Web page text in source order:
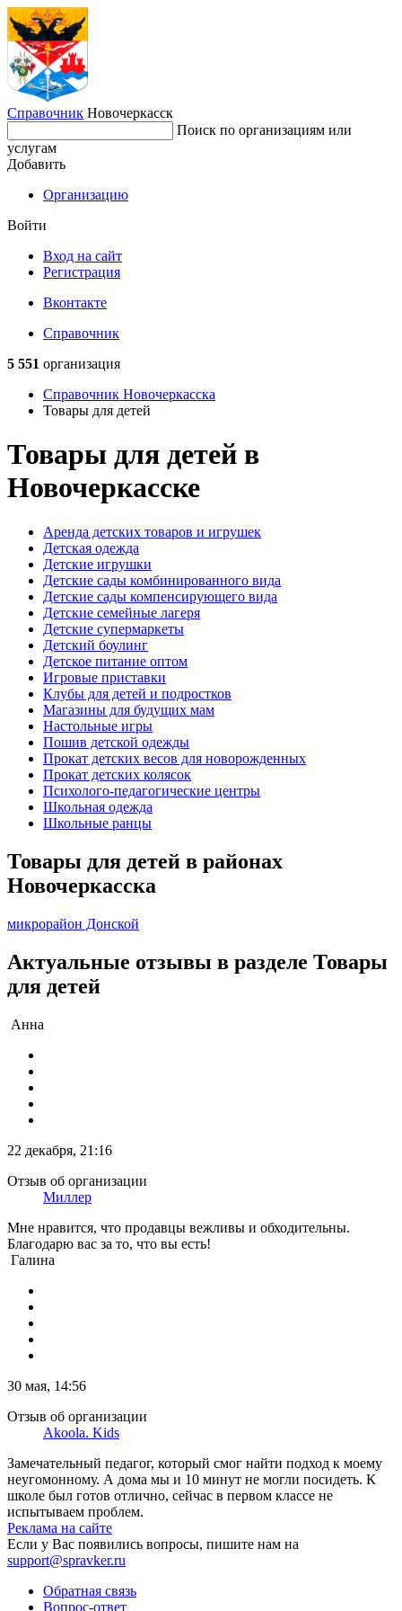
Справочник Новочеркасск
Поиск по организациям или
услугам
Добавить
Организацию
Войти
Вход на сайт
Регистрация
Вконтакте
Справочник
5 551 организация
Справочник Новочеркасска
Товары для детей
Товары для детей в
Новочеркасске
Аренда детских товаров и игрушек
Детская одежда
Детские игрушки
Детские сады комбинированного вида
Детские сады компенсирующего вида
Детские семейные лагеря
Детские супермаркеты
Детский боулинг
Детское питание оптом
Игровые приставки
Клубы для детей и подростков
Магазины для будущих мам
Настольные игры
Пошив детской одежды
Прокат детских весов для новорожденных
Прокат детских колясок
Психолого-педагогические центры
Школьная одежда
Школьные ранцы
Товары для детей в районах
Новочеркасска
микрорайон Донской
Актуальные отзывы в разделе Товары
для детей
Анна
22 декабря, 21:16
Отзыв об организации
Миллер
Мне нравится, что продавцы вежливы и обходительны.
Благодарю вас за то, что вы есть!
Галина
30 мая, 14:56
Отзыв об организации
Akoola. Kids
Замечательный педагог, который смог найти подход к моему
неугомонному. А дома мы и 10 минут не могли посидеть. К
школе был готов отлично, сейчас в первом классе не
испытываем проблем.
Реклама на сайте
Если у Вас появились вопросы, пишите нам на
support@spravker.ru
Обратная связь
Вопрос-ответ